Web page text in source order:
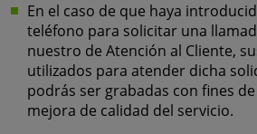
En el caso de que haya
teléfono para solicitar una
nuestro de Atención al Cliente,
utilizados para atender dicha
podrás ser grabadas con fines
mejora de calidad del servicio.